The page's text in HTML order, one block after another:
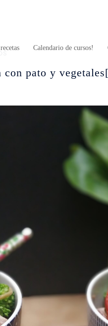
Calendario de cursos!
pato y